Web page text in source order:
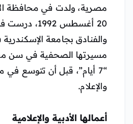
مصرية، ولدت في محافظة
20 أغسطس
والفنادق بجامعة
مسيرتها الصحفية في سن
“7 أيام”، قبل أن تتوسع في
والإعلام.
أعمالها الأدبية والإعلامية